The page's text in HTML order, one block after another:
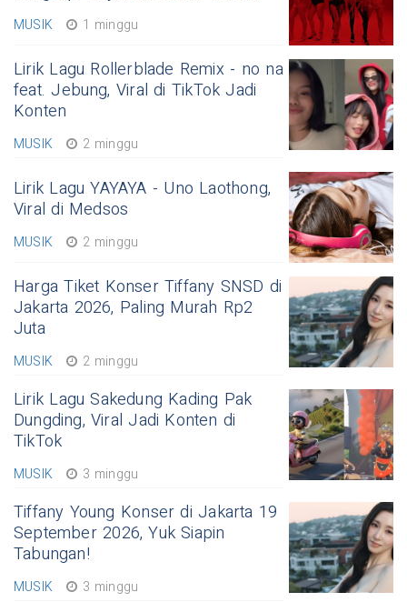
MUSIK 1 minggu
Lirik Lagu Rollerblade Remix - no na
feat. Jebung, Viral di TikTok Jadi
Konten
MUSIK 2 minggu
Lirik Lagu YAYAYA - Uno Laothong,
Viral di Medsos
MUSIK 2 minggu
Harga Tiket Konser Tiffany SNSD di
Jakarta 2026, Paling Murah Rp2
Juta
MUSIK 2 minggu
Lirik Lagu Sakedung Kading Pak
Dungding, Viral Jadi Konten di
TikTok
MUSIK 3 minggu
Tiffany Young Konser di Jakarta 19
September 2026, Yuk Siapin
Tabungan!
MUSIK 3 minggu